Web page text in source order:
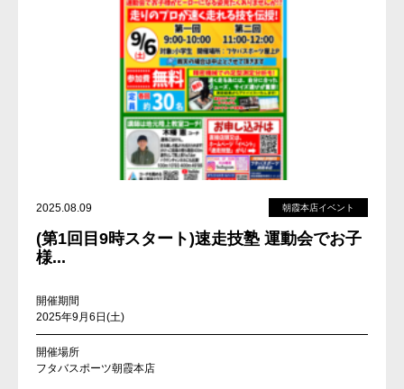
2025.08.09 朝霞本店イベント
(第1回目9時スタート)速走技塾 運動会でお子
様...
開催期間
2025年9月6日(土)
開催場所
フタバスポーツ朝霞本店